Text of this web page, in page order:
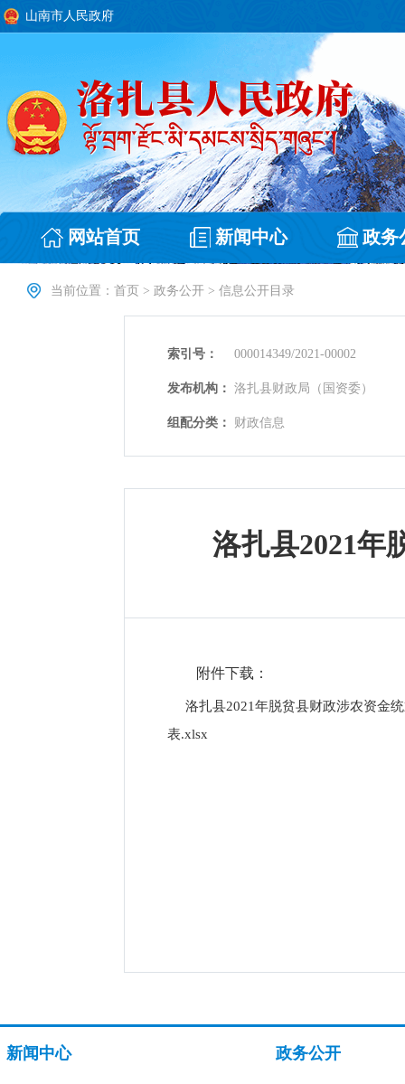
山南市人民政府
网站首页 新闻中心 政务
当前位置： 首页 > 政务公开 > 信息公开目录
索引号： 000014349/2021-00002
发布机构： 洛扎县财政局（国资委）
组配分类： 财政信息
洛扎县2021年
附件下载：
洛扎县2021年脱贫县财政涉农资金
表.xlsx
新闻中心 政务公开